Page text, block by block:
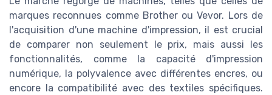
marques reconnues comme Brother ou Vevor. Lors de
l'acquisition d'une machine d'impression, il est crucial
de comparer non seulement le prix, mais aussi les
fonctionnalités, comme la capacité d'impression
numérique, la polyvalence avec différentes encres, ou
encore la compatibilité avec des textiles spécifiques.